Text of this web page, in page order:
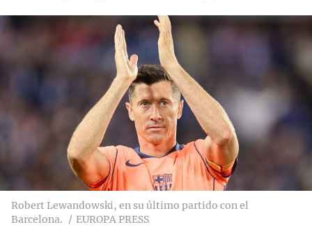
Robert Lewandowski, en su último partido con el
Barcelona.
EUROPA PRESS